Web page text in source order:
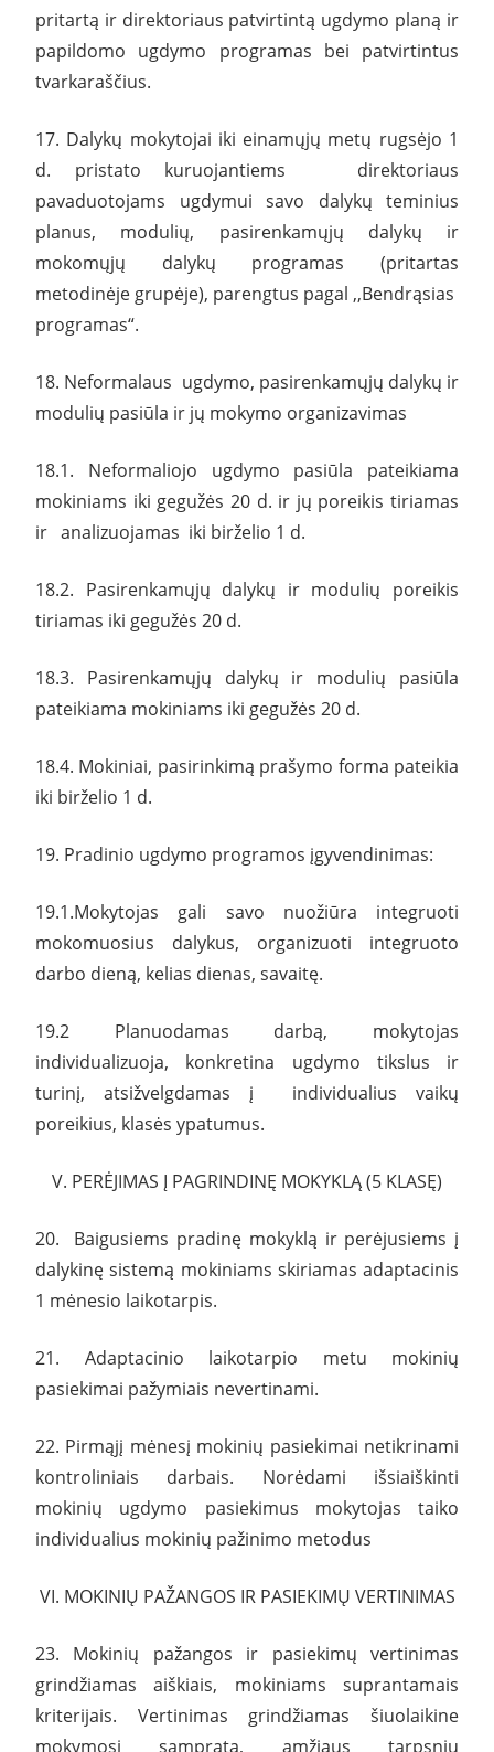
pritartą ir direktoriaus patvirtintą ugdymo planą ir
papildomo ugdymo programas bei patvirtintus
tvarkaraščius.
17. Dalykų mokytojai iki einamųjų metų rugsėjo 1
d. pristato kuruojantiems direktoriaus
pavaduotojams ugdymui savo dalykų teminius
planus, modulių, pasirenkamųjų dalykų ir
mokomųjų dalykų programas (pritartas
metodinėje grupėje), parengtus pagal ,,Bendrąsias
programas“.
18. Neformalaus ugdymo, pasirenkamųjų dalykų ir
modulių pasiūla ir jų mokymo organizavimas
18.1. Neformaliojo ugdymo pasiūla pateikiama
mokiniams iki gegužės 20 d. ir jų poreikis tiriamas
ir analizuojamas iki birželio 1 d.
18.2. Pasirenkamųjų dalykų ir modulių poreikis
tiriamas iki gegužės 20 d.
18.3. Pasirenkamųjų dalykų ir modulių pasiūla
pateikiama mokiniams iki gegužės 20 d.
18.4. Mokiniai, pasirinkimą prašymo forma pateikia
iki birželio 1 d.
19. Pradinio ugdymo programos įgyvendinimas:
19.1.Mokytojas gali savo nuožiūra integruoti
mokomuosius dalykus, organizuoti integruoto
darbo dieną, kelias dienas, savaitę.
19.2 Planuodamas darbą, mokytojas
individualizuoja, konkretina ugdymo tikslus ir
turinį, atsižvelgdamas į individualius vaikų
poreikius, klasės ypatumus.
V. PERĖJIMAS Į PAGRINDINĘ MOKYKLĄ (5 KLASĘ)
20. Baigusiems pradinę mokyklą ir perėjusiems į
dalykinę sistemą mokiniams skiriamas adaptacinis
1 mėnesio laikotarpis.
21. Adaptacinio laikotarpio metu mokinių
pasiekimai pažymiais nevertinami.
22. Pirmąjį mėnesį mokinių pasiekimai netikrinami
kontroliniais darbais. Norėdami išsiaiškinti
mokinių ugdymo pasiekimus mokytojas taiko
individualius mokinių pažinimo metodus
VI. MOKINIŲ PAŽANGOS IR PASIEKIMŲ VERTINIMAS
23. Mokinių pažangos ir pasiekimų vertinimas
grindžiamas aiškiais, mokiniams suprantamais
kriterijais. Vertinimas grindžiamas šiuolaikine
mokymosi samprata, amžiaus tarpsnių